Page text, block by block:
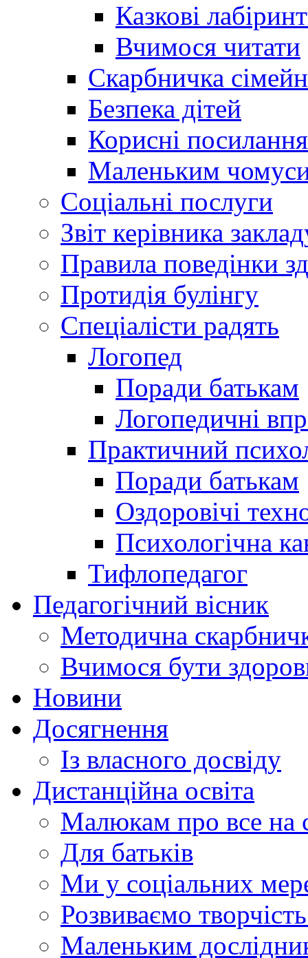
Казкові
Вчимося читати
Скарбничка
Безпека дітей
Корисні посилання
Маленьким
Соціальні послуги
Звіт керівника
Правила поведінки
Протидія булінгу
Спеціалісти радять
Логопед
Поради батькам
Логопедичні
Практичний
Поради батькам
Оздоровічі
Психологічна
Тифлопедагог
Педагогічний вісник
Методична
Вчимося бути
Новини
Досягнення
Із власного досвіду
Дистанційна освіта
Малюкам про все на
Для батьків
Ми у соціальних
Розвиваємо
Маленьким